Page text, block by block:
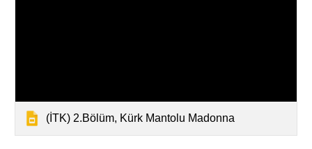
(İTK) 2.Bölüm, Kürk Mantolu Madonna